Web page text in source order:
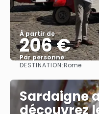
À partir de
206 €
Par personne
DESTINATION:Rome
Sardaigne
découvrez